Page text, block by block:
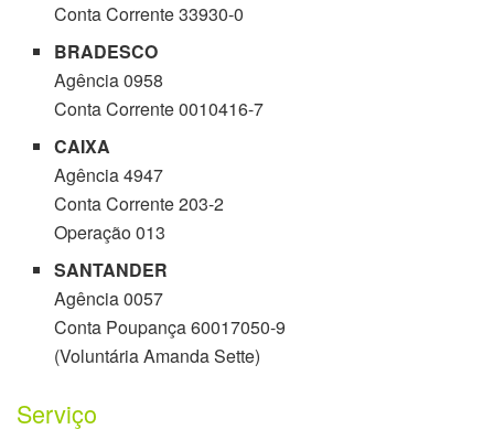
Conta Corrente 33930-0
BRADESCO
Agência 0958
Conta Corrente 0010416-7
CAIXA
Agência 4947
Conta Corrente 203-2
Operação 013
SANTANDER
Agência 0057
Conta Poupança 60017050-9
(Voluntária Amanda Sette)
Serviço